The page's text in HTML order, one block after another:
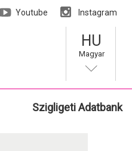
Youtube Instagram
HU
Magyar
Szigligeti Adatbank